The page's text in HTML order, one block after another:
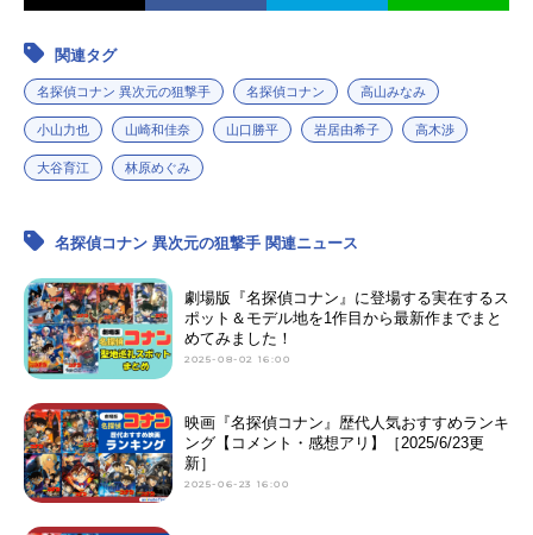
関連タグ
名探偵コナン 異次元の狙撃手 名探偵コナン 高山みなみ
小山力也 山崎和佳奈 山口勝平 岩居由希子 高木渉
大谷育江 林原めぐみ
名探偵コナン 異次元の狙撃手 関連ニュース
劇場版『名探偵コナン』に登場する実在するス
ポット＆モデル地を1作目から最新作までまと
めてみました！
2025-08-02 16:00
映画『名探偵コナン』歴代人気おすすめランキ
ング【コメント・感想アリ】［2025/6/23更
新］
2025-06-23 16:00